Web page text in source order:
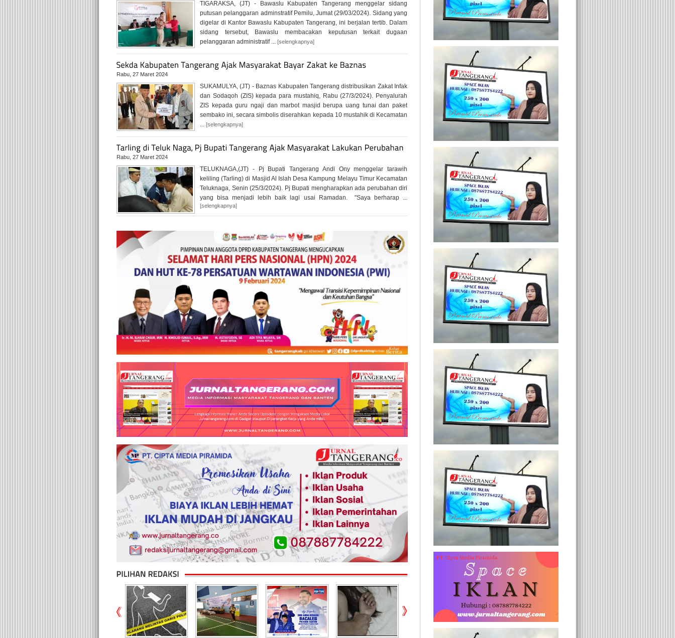
TIGARAKSA, (JT) - Bawaslu Kabupaten Tangerang menggelar sidang
putusan pelanggaran adminstratif Pemilu, Jumat (29/03/2024). Sidang yang
digelar di Kantor Bawaslu Kabupaten Tangerang, ini berjalan tertib. Dalam
sidang tersebut, Bawaslu membacakan keputusan terkait dugaan
pelanggaran administratif ... [selengkapnya]
Rabu, 27 Maret 2024
SUKAMULYA, (JT) - Baznas Kabupaten Tangerang distribusikan Zakat Infak
dan Sodaqoh (ZIS) kepada para mustahiq, Rabu (27/3/2024). Penyalurah
ZIS kepada guru ngaji dan marbot masjid berupa uang tunai dan paket
sembako ini, secara simbolis diserahkan kepada 10 mustahik di Kecamatan
... [selengkapnya]
Rabu, 27 Maret 2024
TELUKNAGA,(JT) - Pj Bupati Tangerang Andi Ony menggelar tarawih
keliling (Tarling) di Masjid Al Islah Desa Kampung Melayu Timur Kecamatan
Teluknaga, Senin (25/3/2024). Pj Bupati mengharapkan ada perubahan diri
yang bisa menjadi lebih baik lagi usai Ramadan. "Saya berharap ...
[selengkapnya]